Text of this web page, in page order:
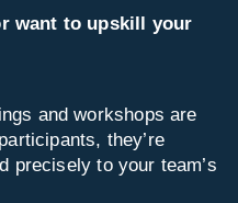
want to upskill your
and workshops are
they’re
precisely to your team’s